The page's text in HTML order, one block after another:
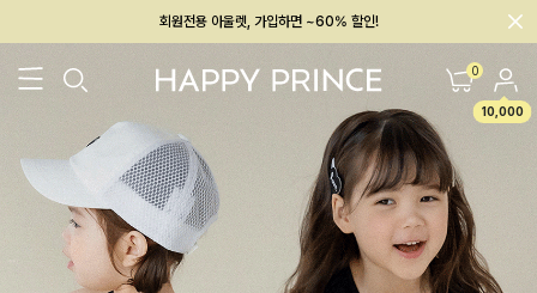
회원전용 아울렛, 가입하면 ~60% 할인!
멤버십 최대 28,000원 혜택 0
10,000
26SS 신상 BEST BABY[6~12M] 아우터/상의 하의/레깅스